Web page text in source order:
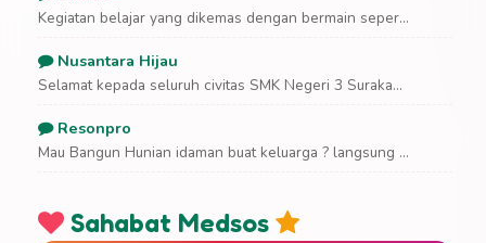
Kegiatan belajar yang dikemas dengan bermain seper...
Nusantara Hijau
Selamat kepada seluruh civitas SMK Negeri 3 Suraka...
Resonpro
Mau Bangun Hunian idaman buat keluarga ? langsung ...
Sahabat Medsos